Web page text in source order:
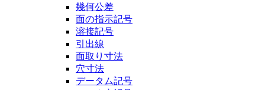
幾何公差
面の指示記号
溶接記号
引出線
面取り寸法
穴寸法
データム記号